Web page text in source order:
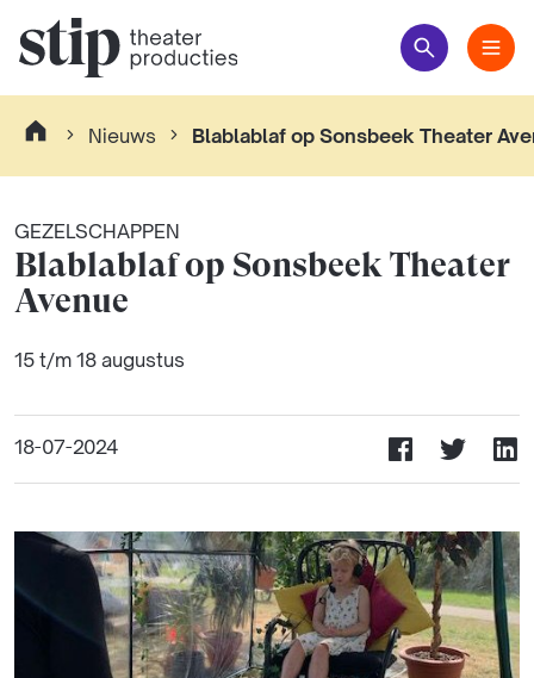
Nieuws Blablablaf op Sonsbeek Theater
GEZELSCHAPPEN
Blablablaf op Sonsbeek Theater
Avenue
15 t/m 18 augustus
18-07-2024